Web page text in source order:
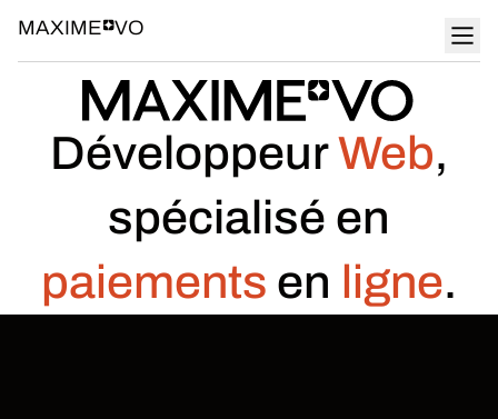
MAXIME VO
DéveloppeurWeb,
spécialisé en
paiements en ligne.